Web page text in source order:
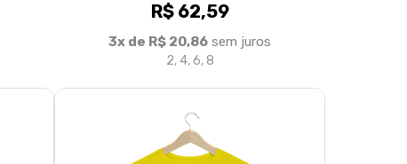
R$ 62,59
3x de R$ 20,86 sem juros
2, 4, 6, 8